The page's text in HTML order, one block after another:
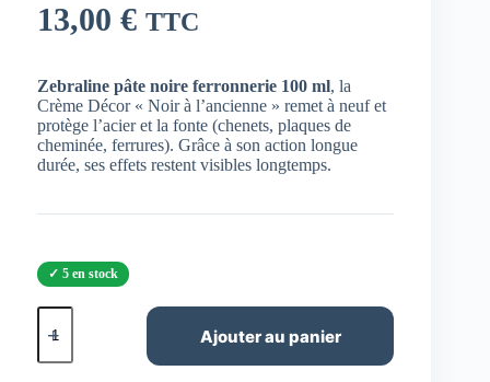
13,00 € TTC
Zebraline pâte noire ferronnerie 100 ml, la
Crème Décor « Noir à l’ancienne » remet à neuf et
protège l’acier et la fonte (chenets, plaques de
cheminée, ferrures). Grâce à son action longue
durée, ses effets restent visibles longtemps.
5 en stock
quantité
de
Ajouter au panier